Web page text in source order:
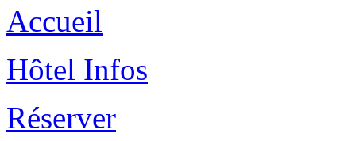
Accueil
Hôtel Infos
Réserver